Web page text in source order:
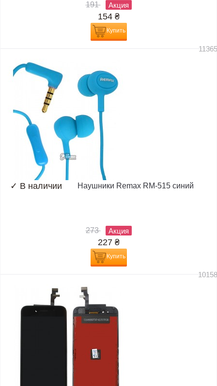
191 Акция
154 ₴
Купить
✓ В наличии Наушники Remax RM-515 синий
273 Акция
227 ₴
Купить